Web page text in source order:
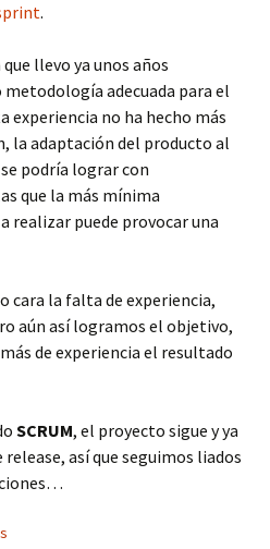
.
llevo ya unos años
metodología adecuada para el
experiencia no ha hecho más
la adaptación del producto al
podría lograr con
que la más mínima
realizar puede provocar una
cara la falta de experiencia,
aún así logramos el objetivo,
de experiencia el resultado
SCRUM, el proyecto sigue y ya
así que seguimos liados